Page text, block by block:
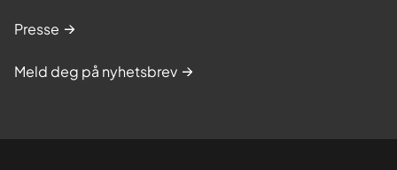
Presse
Meld deg på nyhetsbrev